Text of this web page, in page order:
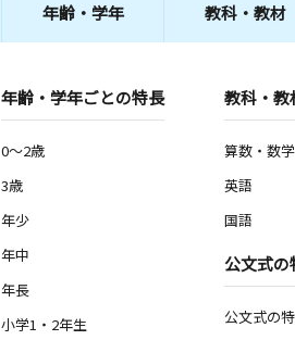
年齢・学年 教科・教材
年齢・学年ごとの特長
0～2歳
3歳
年少
年中
年長
小学1・2年生
教科・教
算数・数学
英語
国語
公文式の
公文式の